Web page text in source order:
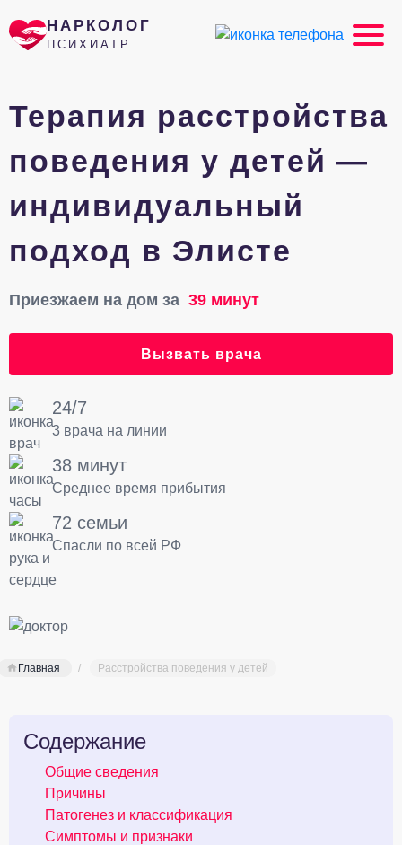
НАРКОЛОГ
ПСИХИАТР
Терапия расстройства
поведения у детей —
индивидуальный
подход в Элисте
Приезжаем на дом за 39 минут
Вызвать врача
24/7
3 врача на линии
38 минут
Среднее время прибытия
72 семьи
Спасли по всей РФ
Главная Расстройства поведения у детей
Содержание
Общие сведения
Причины
Патогенез и классификация
Симптомы и признаки